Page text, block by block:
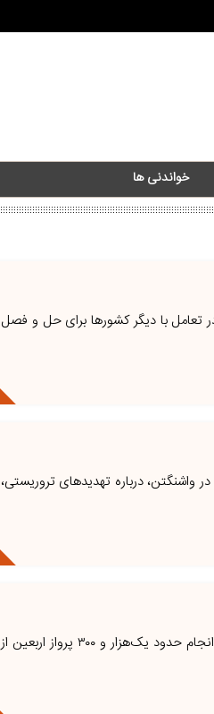
خواندنی ها
تعامل با دیگر کشورها برای حل و فصل
واشنگتن، درباره تهدیدهای تروریستی،
ایرانیان جهان - باشگاه خبرنگاران/مدیرعامل شرکت فرودگاه‌ها و ناوبری هوایی ایران از انجام حدود یک‌هزار و ۳۰۰ پرواز اربعین از